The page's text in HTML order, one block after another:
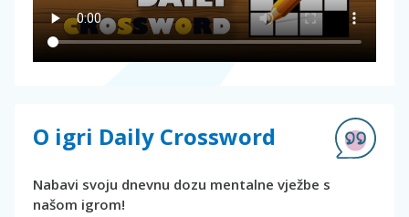
O igri Daily Crossword
Nabavi svoju dnevnu dozu mentalne vježbe s
našom igrom!